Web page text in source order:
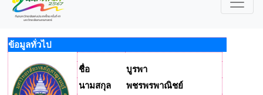
ข้อมูลทั่วไป
ชื่อ
บูรพา
นามสกุล
พชรพรพาณิชย์